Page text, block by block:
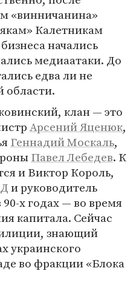
«винничанина»
Калетникам
начались
медиаатаки. До
едва ли не
области.
клан — это
Арсений Яценюк,
Геннадий Москаль,
Павел Лебедев. К
и Виктор Король,
и руководитель
х годах — во время
капитала. Сейчас
знающий
украинского
во фракции «Блока